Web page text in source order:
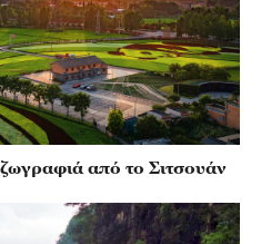
από το Σιτσουάν